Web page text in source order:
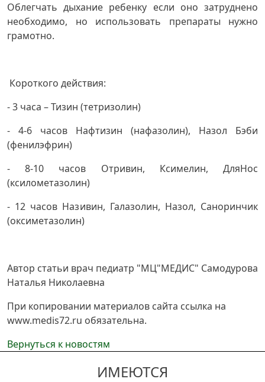
Облегчать дыхание ребенку если оно затруднено
необходимо, но использовать препараты нужно
грамотно.
Короткого действия:
- 3 часа – Тизин (тетризолин)
- 4-6 часов Нафтизин (нафазолин), Назол Бэби
(фенилэфрин)
- 8-10 часов Отривин, Ксимелин, ДляНос
(ксилометазолин)
- 12 часов Називин, Галазолин, Назол, Саноринчик
(оксиметазолин)
Автор статьи врач педиатр "МЦ"МЕДИС" Самодурова
Наталья Николаевна
При копировании материалов сайта ссылка на
www.medis72.ru обязательна.
Вернуться к новостям
ИМЕЮТСЯ